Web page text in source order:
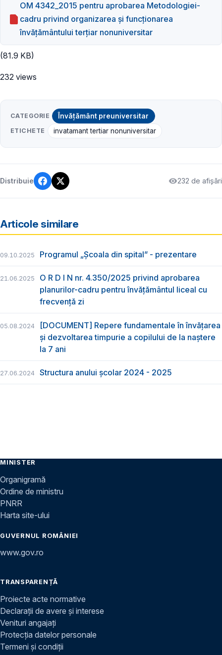
OM 4342_2015 pentru aprobarea Metodologiei-
cadru privind organizarea şi funcţionarea
învăţământului terţiar nonuniversitar
(81.9 KB)
232 views
CATEGORIE Învățământ preuniversitar
ETICHETE invatamant tertiar nonuniversitar
Distribuie 232 de afișări
Articole similare
09.10.2025 Programul „Școala din spital” - prezentare
21.06.2025
O R D I N nr. 4.350/2025 privind aprobarea
planurilor-cadru pentru învățământul liceal cu
frecvență zi
05.08.2024
[DOCUMENT] Repere fundamentale în învățarea
și dezvoltarea timpurie a copilului de la naștere
la 7 ani
27.06.2024 Structura anului școlar 2024 - 2025
MINISTER
Organigramă
Ordine de ministru
PNRR
Harta site-ului
GUVERNUL ROMÂNIEI
www.gov.ro
TRANSPARENȚĂ
Proiecte acte normative
Declarații de avere și interese
Venituri angajați
Protecția datelor personale
Termeni și condiții